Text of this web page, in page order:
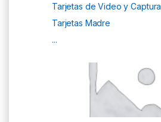
Tarjetas de Video y Captura
Tarjetas Madre
...